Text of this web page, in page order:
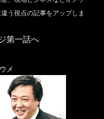
う視点の記事をアップしま
第一話へ
メ